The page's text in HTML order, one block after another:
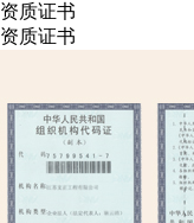
资质证书
资质证书